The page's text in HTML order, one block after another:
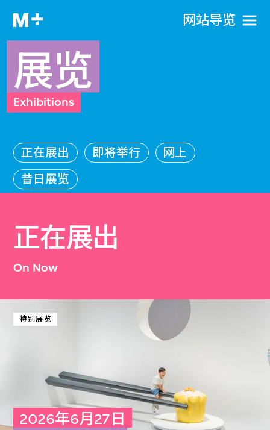
网站导览
展览
Exhibitions
正在展出 即将举行
网上
昔日展览
正在展出
On Now
特别展览
2026年6月27日